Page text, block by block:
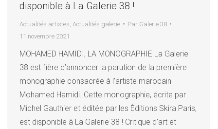
disponible à La Galerie 38 !
Actualités artistes Actualités galerie Par Galerie 38
11 novembre 2021
MOHAMED HAMIDI, LA MONOGRAPHIE La Galerie
38 est fière d’annoncer la parution de la première
monographie consacrée à l’artiste marocain
Mohamed Hamidi. Cette monographie, écrite par
Michel Gauthier et éditée par les Éditions Skira Paris,
est disponible à La Galerie 38 ! Critique d’art et